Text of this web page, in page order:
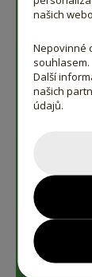
našich
Nepovinné
souhlasem.
Další
našich
údajů.